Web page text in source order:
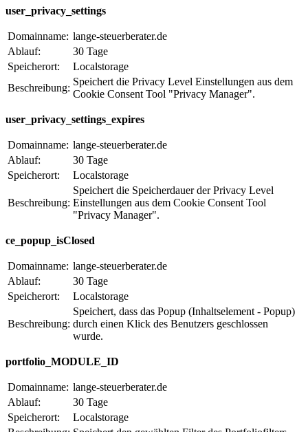
user_privacy_settings
Domainname: lange-steuerberater.de
Ablauf:
30 Tage
Speicherort:
Localstorage
Beschreibung:
Speichert die Privacy Level Einstellungen aus dem
Cookie Consent Tool "Privacy Manager".
user_privacy_settings_expires
Domainname: lange-steuerberater.de
Ablauf:
30 Tage
Speicherort:
Localstorage
Beschreibung:
Speichert die Speicherdauer der Privacy Level
Einstellungen aus dem Cookie Consent Tool
"Privacy Manager".
ce_popup_isClosed
Domainname: lange-steuerberater.de
Ablauf:
30 Tage
Speicherort:
Localstorage
Beschreibung:
Speichert, dass das Popup (Inhaltselement - Popup)
durch einen Klick des Benutzers geschlossen
wurde.
portfolio_MODULE_ID
Domainname: lange-steuerberater.de
Ablauf:
30 Tage
Speicherort:
Localstorage